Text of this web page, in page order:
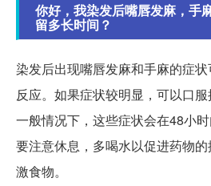
你好，我染发后嘴唇发麻，手
留多长时间？
染发后出现嘴唇发麻和手麻的症
反应。如果症状较明显，可以口服
一般情况下，这些症状会在48小
要注意休息，多喝水以促进药物
激食物。